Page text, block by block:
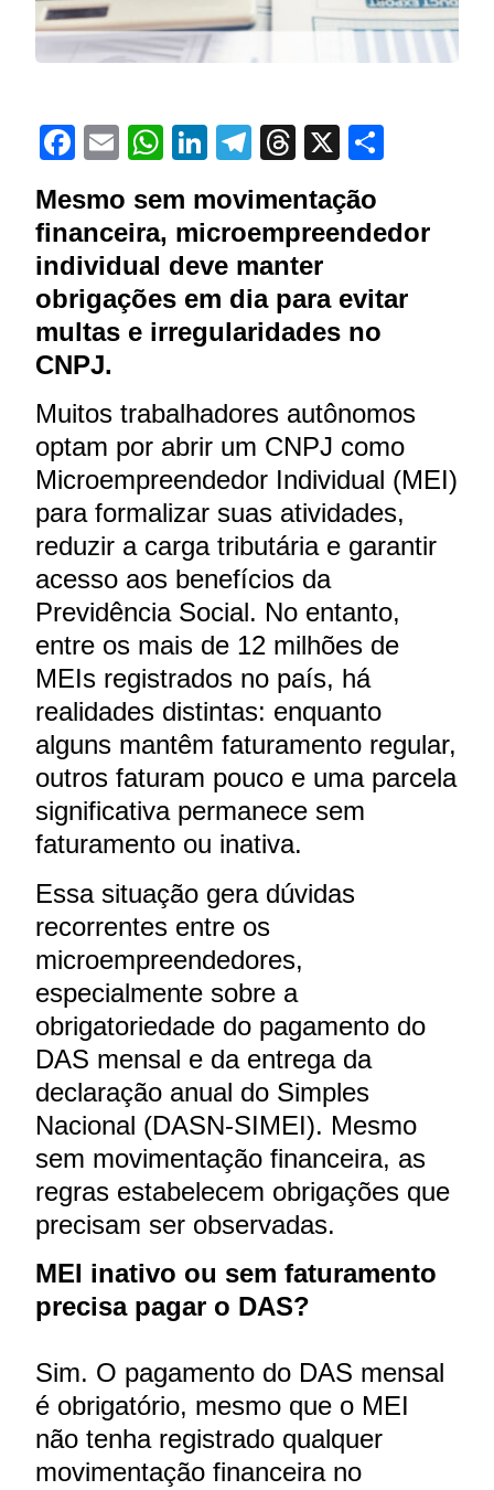
Facebook
EmailWhatsApp
LinkedIn
Telegram
Threads
X
Mesmo sem movimentação
financeira, microempreendedor
individual deve manter
obrigações em dia para evitar
multas e irregularidades no
CNPJ.
Muitos trabalhadores autônomos
optam por abrir um CNPJ como
Microempreendedor Individual (MEI)
para formalizar suas atividades,
reduzir a carga tributária e garantir
acesso aos benefícios da
Previdência Social. No entanto,
entre os mais de 12 milhões de
MEIs registrados no país, há
realidades distintas: enquanto
alguns mantêm faturamento regular,
outros faturam pouco e uma parcela
significativa permanece sem
faturamento ou inativa.
Essa situação gera dúvidas
recorrentes entre os
microempreendedores,
especialmente sobre a
obrigatoriedade do pagamento do
DAS mensal e da entrega da
declaração anual do Simples
Nacional (DASN-SIMEI). Mesmo
sem movimentação financeira, as
regras estabelecem obrigações que
precisam ser observadas.
MEI inativo ou sem faturamento
precisa pagar o DAS?
Sim. O pagamento do DAS mensal
é obrigatório, mesmo que o MEI
não tenha registrado qualquer
movimentação financeira no